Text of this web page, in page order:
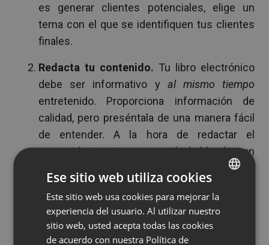
es generar clientes potenciales, elige un
tema con el que se identifiquen tus clientes
finales.
Redacta tu contenido. Tu libro electrónico
debe ser informativo y al mismo tiempo
entretenido. Proporciona información de
calidad, pero preséntala de una manera fácil
de entender. A la hora de redactar el
contenido, imagina que estás hablando con
Dedica el tiempo para diseñarlo.
mejor sea el aspecto exterior de tu libro
electrónico, más gente se lo va a descargar.
ENGLISH
FRENCH
Ese sitio web utiliza cookies
Este sitio web usa cookies para mejorar la
experiencia del usuario. Al utilizar nuestro
sitio web, usted acepta todas las cookies
de acuerdo con nuestra Política de